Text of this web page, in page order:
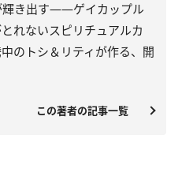
輝き出す――ゲイカップル
れないスピリチュアルカ
のトシ＆リティが作る、開
この著者の記事一覧